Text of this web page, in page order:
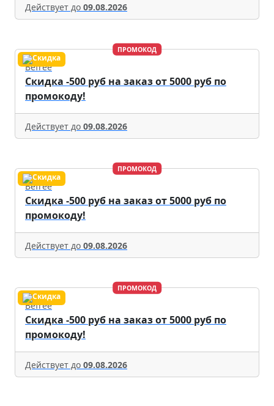
Действует до 09.08.2026
ПРОМОКОД
Befree
Скидка -500 руб на заказ от 5000 руб по
промокоду!
Действует до 09.08.2026
ПРОМОКОД
Befree
Скидка -500 руб на заказ от 5000 руб по
промокоду!
Действует до 09.08.2026
ПРОМОКОД
Befree
Скидка -500 руб на заказ от 5000 руб по
промокоду!
Действует до 09.08.2026